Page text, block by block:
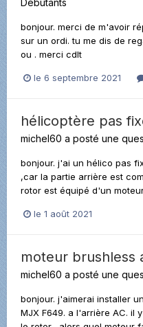
bonjour. merci de m'avoir
sur un ordi. tu me dis de
ou . merci cdlt
le 6 septembre 2021
hélicoptère pas
michel60 a posté une
bonjour. j'ai un hélico pas
,car la partie arrière est
rotor est équipé d'un
le 1 août 2021
moteur brushless
michel60 a posté une
bonjour. j'aimerai installer
MJX F649. a l'arrière AC. il